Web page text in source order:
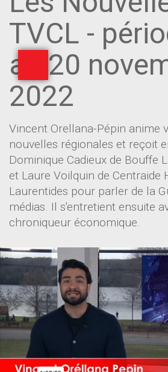
TVCL -
au 20
2022
Vincent Orellana-Pépin anime
nouvelles régionales et reçoit
Dominique Cadieux de Bouffe
et Laure Voilquin de Centraide
Laurentides pour parler de la
médias. Il s'entretient ensuite
chroniqueur économique.